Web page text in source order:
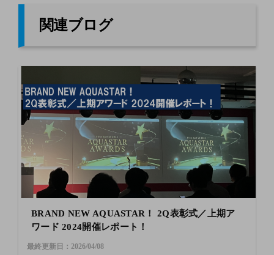
関連ブログ
BRAND NEW AQUASTAR！ 2Q表彰式／上期ア
ワード 2024開催レポート！
最終更新日：2026/04/08